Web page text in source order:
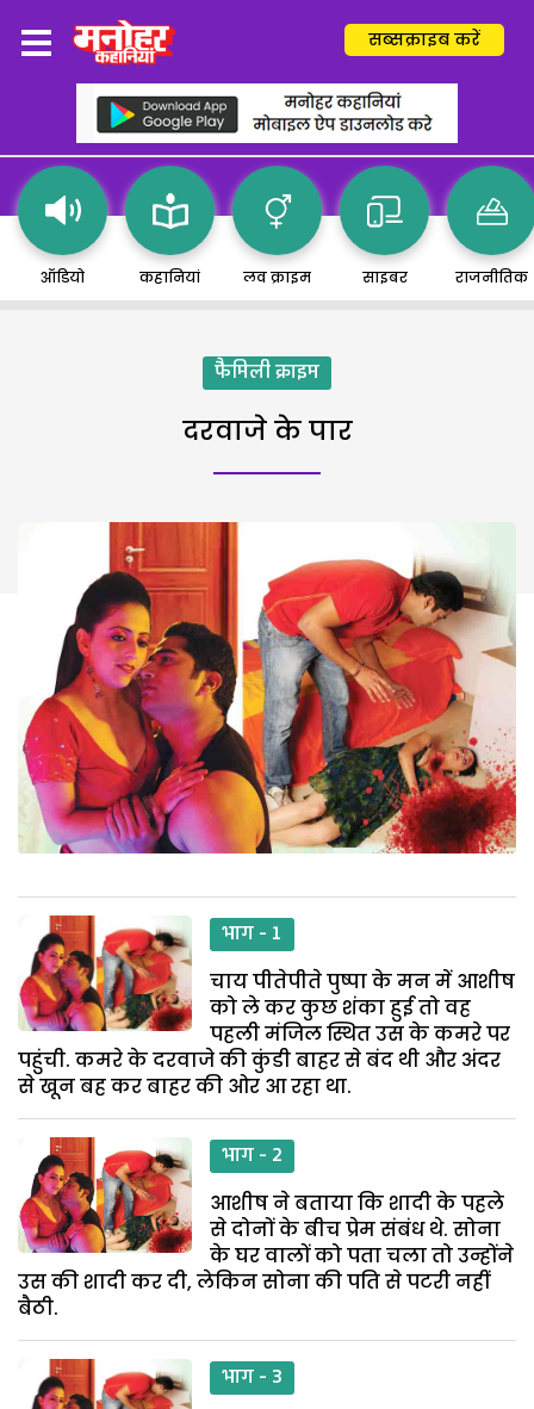
सब्सक्राइब करें
ऑडियो कहानियां लव क्राइम साइबर राजनीतिक
फैमिली क्राइम
दरवाजे के पार
भाग - 1
चाय पीतेपीते पुष्पा के मन में आशीष
को ले कर कुछ शंका हुई तो वह
पहली मंजिल स्थित उस के कमरे पर
पहुंची. कमरे के दरवाजे की कुंडी बाहर से बंद थी और अंदर
से खून बह कर बाहर की ओर आ रहा था.
भाग - 2
आशीष ने बताया कि शादी के पहले
से दोनों के बीच प्रेम संबंध थे. सोना
के घर वालों को पता चला तो उन्होंने
उस की शादी कर दी, लेकिन सोना की पति से पटरी नहीं
बैठी.
भाग - 3